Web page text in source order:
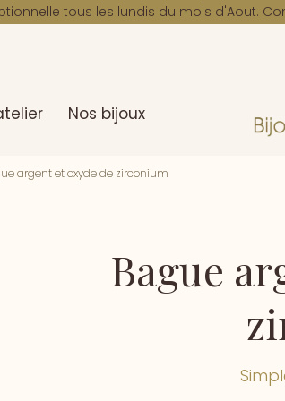
tous les lundis du mois d'Aout.
Nos bijoux
argent et oxyde de zirconium
Bague